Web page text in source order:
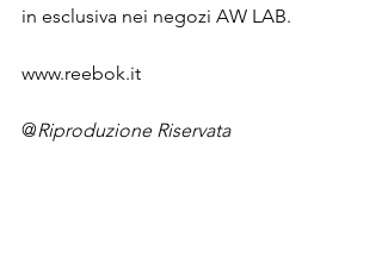
in esclusiva nei negozi AW LAB.
www.reebok.it
@Riproduzione Riservata